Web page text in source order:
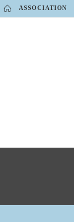
Skip
to
ASSOCIATION